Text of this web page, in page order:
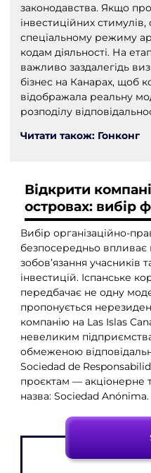
законодавства. Якщо
інвестиційних стимулів,
спеціальному режиму
кодам діяльності. На
важливо заздалегідь
бізнес на Канарах, щоб
відображала реальну
розподілу
Читати також: Гонконг
Відкрити
островах: вибір
Вибір організаційно-
безпосередньо впливає
зобов’язання учасників
інвестицій. Іспанське
передбачає не одну
пропонується
компанію на Las Islas
невеликим
обмеженою
Sociedad de
проєктам — акціонерне
назва: Sociedad Anónima.